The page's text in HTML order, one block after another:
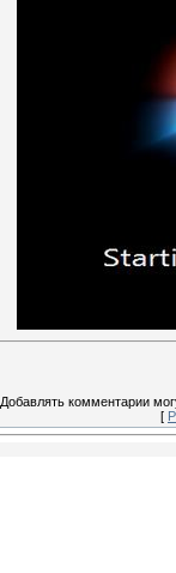
Добавлять комментарии
[